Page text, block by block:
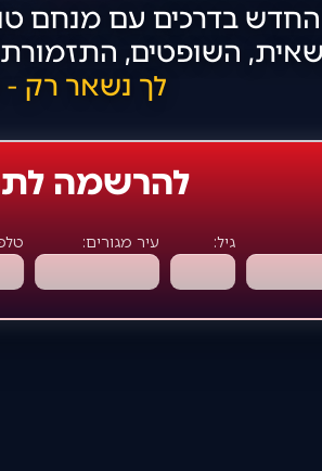
בדרכים עם מנחם
השופטים, התזמורת
לך נשאר רק -
להרשמה
גיל: עיר מגורים: